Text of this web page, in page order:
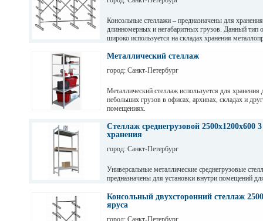
краской. Уровни хранения могут регулировать по
Консольные стеллажи – предназначены для хранения
длинномерных и негабаритных грузов. Данный тип
широко используется на складах хранения
Металлический стеллаж
город: Санкт-Петербург
Металлический стеллаж используется для хранения
небольших грузов в офисах, архивах, складах и
помещениях.
Стеллаж среднегрузовой 2500х1200х600
хранения
город: Санкт-Петербург
Универсальные металлические среднегрузовые
предназначены для установки внутри помещений
промышленных предприятиях.
Консольный двухсторонний стеллаж
яруса
город: Санкт-Петербург